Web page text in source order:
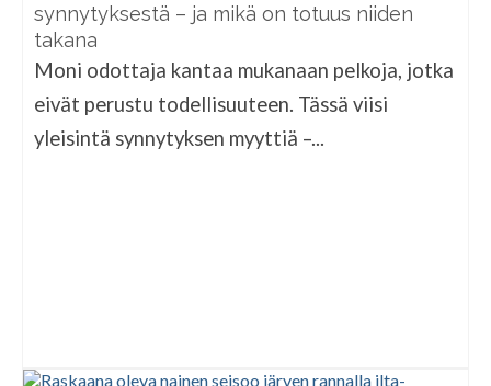
synnytyksestä – ja mikä on totuus niiden
takana
Moni odottaja kantaa mukanaan pelkoja, jotka
eivät perustu todellisuuteen. Tässä viisi
yleisintä synnytyksen myyttiä –...